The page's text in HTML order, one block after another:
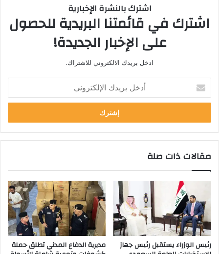
اشترك بالنشرة الإخبارية
اشترك في قائمتنا البريدية للحصول
على الإخبار الجديدة!
ادخل بريدك الالكتروني للاشتراك.
خ
ب
ر
د
ا
ل
ر
و
مقالات ذات صلة
رئيس الوزراء يستقبل رئيس جهاز مديرية الدفاع المدني تطلق حملة